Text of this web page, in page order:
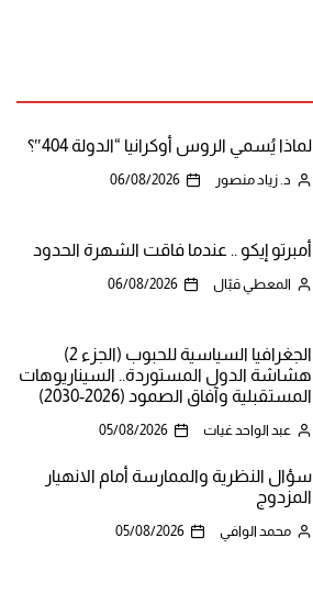
لماذا يُسمي الروس أوكرانيا “الدولة 404″؟
د. زياد منصور 06/08/2026
أمبرتو إيكو .. عندما فاقت الشهرة الحدود
المعطي قبّال 06/08/2026
الجغرافيا السياسية للحبوب (الجزء 2)
هشاشة الدول المستوردة.. السيناريوهات
المستقبلية وآفاق الصمود (2026-2030)
عبد الواحد غيات 05/08/2026
سؤال النظرية والممارسة أمام الانهيار
المزدوج
محمد الوافي 05/08/2026